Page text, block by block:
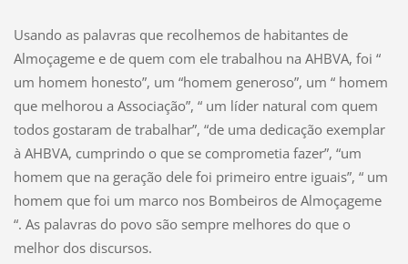
Usando as palavras que recolhemos de habitantes de
Almoçageme e de quem com ele trabalhou na AHBVA, foi “
um homem honesto”, um “homem generoso”, um “ homem
que melhorou a Associação”, “ um líder natural com quem
todos gostaram de trabalhar”, “de uma dedicação exemplar
à AHBVA, cumprindo o que se comprometia fazer”, “um
homem que na geração dele foi primeiro entre iguais”, “ um
homem que foi um marco nos Bombeiros de Almoçageme
“. As palavras do povo são sempre melhores do que o
melhor dos discursos.